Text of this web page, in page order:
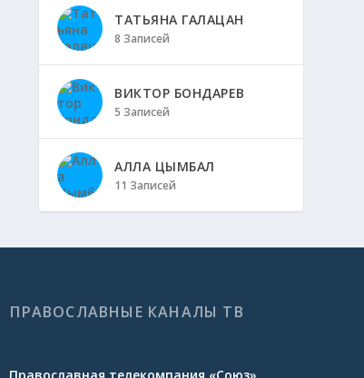
ТАТЬЯНА ГАЛАЦАН
8 Записей
ВИКТОР БОНДАРЕВ
5 Записей
АЛЛА ЦЫМБАЛ
11 Записей
ПРАВОСЛАВНЫЕ КАНАЛЫ ТВ